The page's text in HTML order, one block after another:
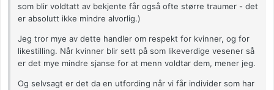
som blir voldtatt av bekjente får også ofte større traumer - det
er absolutt ikke mindre alvorlig.)
Jeg tror mye av dette handler om respekt for kvinner, og for
likestilling. Når kvinner blir sett på som likeverdige vesener så
er det mye mindre sjanse for at menn voldtar dem, mener jeg.
Og selvsagt er det da en utfording når vi får individer som har